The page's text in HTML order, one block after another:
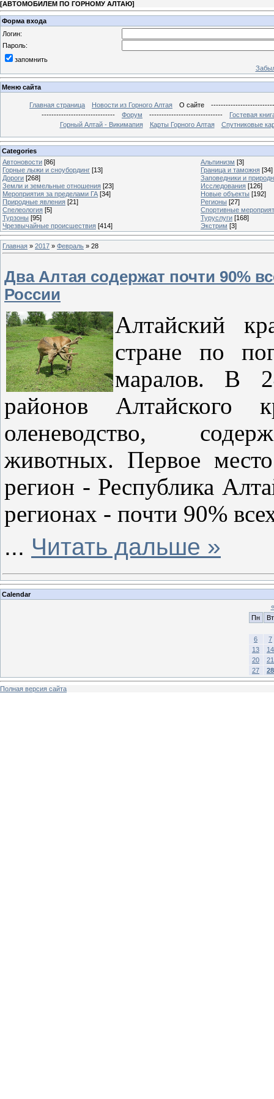
[АВТОМОБИЛЕМ ПО ГОРНОМУ АЛТАЮ]
Форма входа
Логин:
Пароль:
запомнить
Меню сайта
Главная страница Новости из Горного Алтая О сайте
------------------------------
Форум ------------------------------
Гостевая
Горный Алтай - Викимапия
Карты Горного Алтая Спутниковые
Categories
Автоновости [86] Альпинизм [3]
Горные лыжи и сноубординг [13] Граница и таможня [34]
Дороги [268]
Заповедники и
Земли и земельные отношения [23] Исследования [126]
Мероприятия за пределами ГА [34] Новые объекты [192]
Природные явления [21] Регионы [27]
Спелеология [5]
Спортивные
Турзоны [95] Туруслуги [168]
Чрезвычайные происшествия [414] Экстрим [3]
Главная » 2017 » Февраль » 28
Два Алтая содержат почти 90%
России
Алтайский
стране по
маралов. В
районов Алтайского
оленеводство,
животных. Первое
регион - Республика
регионах - почти 90%
... Читать дальше »
Calendar
«
Пн
Вт
6
7
13
14
20
21
27
28
Полная версия сайта